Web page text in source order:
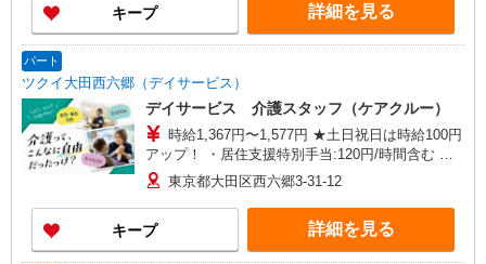
キープ 詳細を見る
パート
ツクイ大田西六郷（デイサービス）
デイサービス 介護スタッフ（ケアクルー）
時給1,367円〜1,577円 ★土日祝日は時給100円
アップ！ ・居住支援特別手当:120円/時間含む ※
給与幅は資格・経験等による
東京都大田区西六郷3-31-12
キープ 詳細を見る